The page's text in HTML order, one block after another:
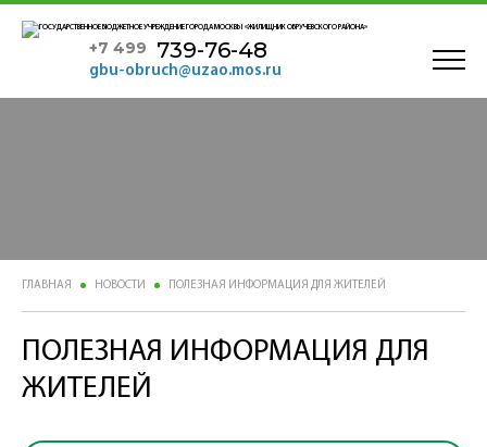
+7 499 739-76-48
gbu-obruch@uzao.mos.ru
ГЛАВНАЯ НОВОСТИ ПОЛЕЗНАЯ ИНФОРМАЦИЯ ДЛЯ ЖИТЕЛЕЙ
ПОЛЕЗНАЯ ИНФОРМАЦИЯ ДЛЯ
ЖИТЕЛЕЙ